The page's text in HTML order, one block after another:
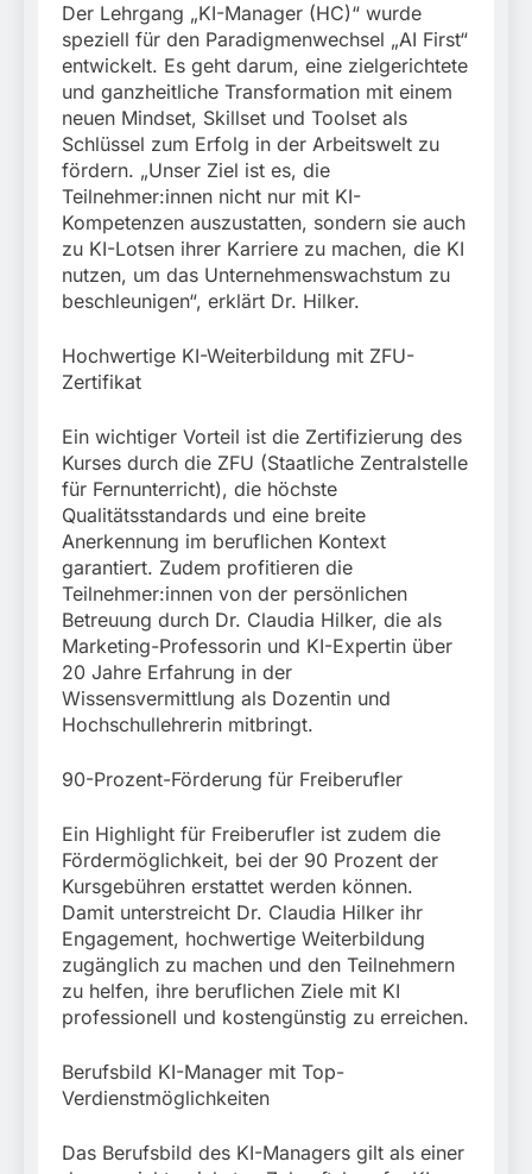
Der Lehrgang „KI-Manager (HC)“ wurde
speziell für den Paradigmenwechsel „AI First“
entwickelt. Es geht darum, eine zielgerichtete
und ganzheitliche Transformation mit einem
neuen Mindset, Skillset und Toolset als
Schlüssel zum Erfolg in der Arbeitswelt zu
fördern. „Unser Ziel ist es, die
Teilnehmer:innen nicht nur mit KI-
Kompetenzen auszustatten, sondern sie auch
zu KI-Lotsen ihrer Karriere zu machen, die KI
nutzen, um das Unternehmenswachstum zu
beschleunigen“, erklärt Dr. Hilker.
Hochwertige KI-Weiterbildung mit ZFU-
Zertifikat
Ein wichtiger Vorteil ist die Zertifizierung des
Kurses durch die ZFU (Staatliche Zentralstelle
für Fernunterricht), die höchste
Qualitätsstandards und eine breite
Anerkennung im beruflichen Kontext
garantiert. Zudem profitieren die
Teilnehmer:innen von der persönlichen
Betreuung durch Dr. Claudia Hilker, die als
Marketing-Professorin und KI-Expertin über
20 Jahre Erfahrung in der
Wissensvermittlung als Dozentin und
Hochschullehrerin mitbringt.
90-Prozent-Förderung für Freiberufler
Ein Highlight für Freiberufler ist zudem die
Fördermöglichkeit, bei der 90 Prozent der
Kursgebühren erstattet werden können.
Damit unterstreicht Dr. Claudia Hilker ihr
Engagement, hochwertige Weiterbildung
zugänglich zu machen und den Teilnehmern
zu helfen, ihre beruflichen Ziele mit KI
professionell und kostengünstig zu erreichen.
Berufsbild KI-Manager mit Top-
Verdienstmöglichkeiten
Das Berufsbild des KI-Managers gilt als einer